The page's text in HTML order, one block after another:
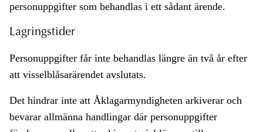
personuppgifter som behandlas i ett sådant ärende.
Lagringstider
Personuppgifter får inte behandlas längre än två år efter
att visselblåsarärendet avslutats.
Det hindrar inte att Åklagarmyndigheten arkiverar och
bevarar allmänna handlingar där personuppgifter